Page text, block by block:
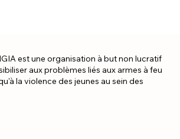
est une organisation à but non lucratif
aux problèmes liés aux armes à feu
la violence des jeunes au sein des